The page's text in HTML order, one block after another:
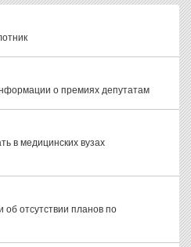
о премиях депутатам
в медицинских вузах
об отсутствии планов по